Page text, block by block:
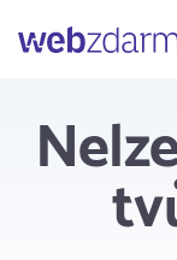
Webzdarma